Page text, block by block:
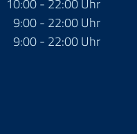
9:00 - 22:00 Uhr
9:00 - 22:00 Uhr